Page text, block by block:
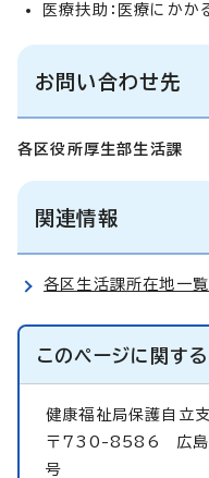
医療扶助：医療にか
お問い合わせ先
各区役所厚生部生活課
関連情報
各区生活課所在地一
このページに関する
健康福祉局保護自立
〒730-8586 広島
号